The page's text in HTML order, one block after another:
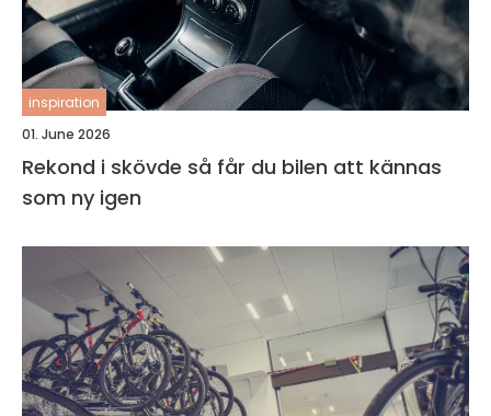
inspiration
01. June 2026
Rekond i skövde så får du bilen att kännas
som ny igen